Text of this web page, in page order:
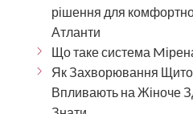
рішення для
Атланти
Що таке система
Як Захворювання
Впливають на Жіноче